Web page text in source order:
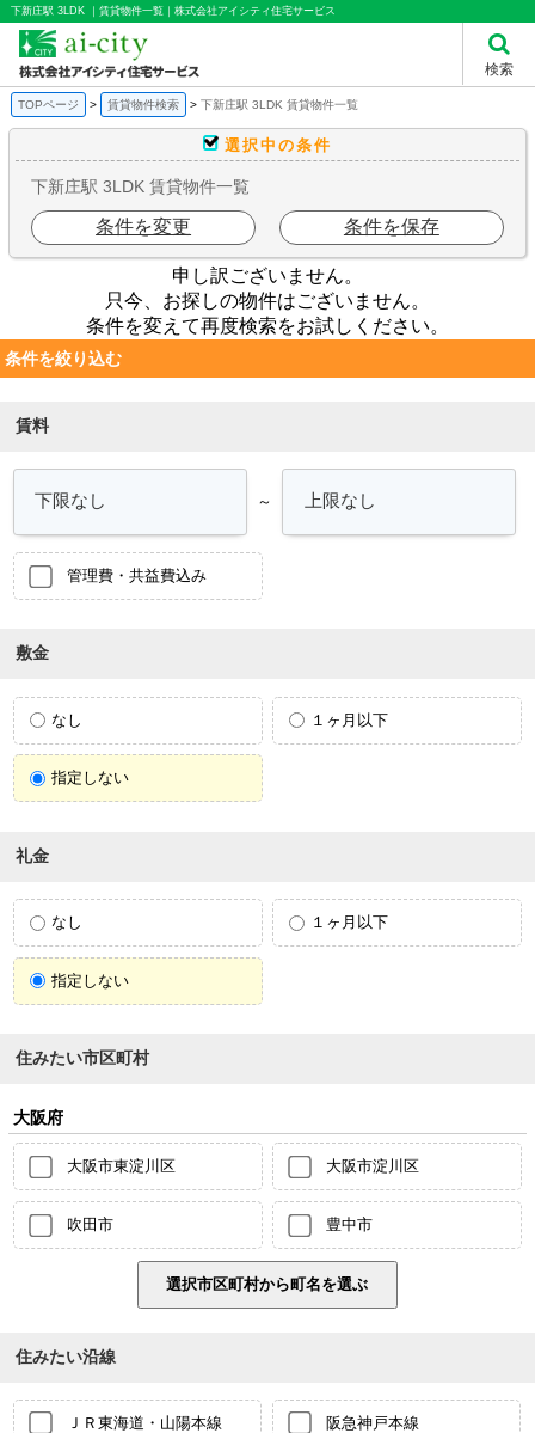
下新庄駅 3LDK ｜賃貸物件一覧｜株式会社アイシティ住宅サービス
検索
TOPページ 賃貸物件検索 下新庄駅 3LDK 賃貸物件一覧
選択中の条件
下新庄駅 3LDK 賃貸物件一覧
条件を変更 条件を保存
申し訳ございません。
只今、お探しの物件はございません。
条件を変えて再度検索をお試しください。
条件を絞り込む
賃料
～
管理費・共益費込み
敷金
なし １ヶ月以下
指定しない
礼金
なし １ヶ月以下
指定しない
住みたい市区町村
大阪府
大阪市東淀川区 大阪市淀川区
吹田市 豊中市
住みたい沿線
ＪＲ東海道・山陽本線 阪急神戸本線